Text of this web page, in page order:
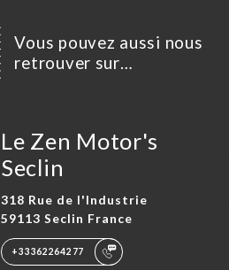
Vous pouvez aussi nous
retrouver sur…
Le Zen Motor's
Seclin
318 Rue de l'Industrie
59113 Seclin France
+33362264277